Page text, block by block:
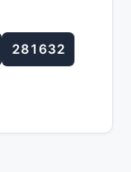
281632